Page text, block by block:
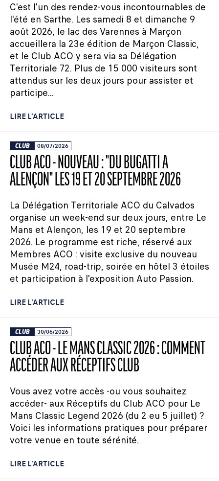
C'est l'un des rendez-vous incontournables de
l'été en Sarthe. Les samedi 8 et dimanche 9
août 2026, le lac des Varennes à Marçon
accueillera la 23e édition de Marçon Classic,
et le Club ACO y sera via sa Délégation
Territoriale 72. Plus de 15 000 visiteurs sont
attendus sur les deux jours pour assister et
participe...
LIRE L'ARTICLE
CLUB 08/07/2026
CLUB ACO - NOUVEAU : "DU BUGATTI À
ALENÇON" LES 19 ET 20 SEPTEMBRE 2026
La Délégation Territoriale ACO du Calvados
organise un week-end sur deux jours, entre Le
Mans et Alençon, les 19 et 20 septembre
2026. Le programme est riche, réservé aux
Membres ACO : visite exclusive du nouveau
Musée M24, road-trip, soirée en hôtel 3 étoiles
et participation à l'exposition Auto Passion.
LIRE L'ARTICLE
CLUB 30/06/2026
CLUB ACO - LE MANS CLASSIC 2026 : COMMENT
ACCÉDER AUX RÉCEPTIFS CLUB
Vous avez votre accès -ou vous souhaitez
accéder- aux Réceptifs du Club ACO pour Le
Mans Classic Legend 2026 (du 2 eu 5 juillet) ?
Voici les informations pratiques pour préparer
votre venue en toute sérénité.
LIRE L'ARTICLE